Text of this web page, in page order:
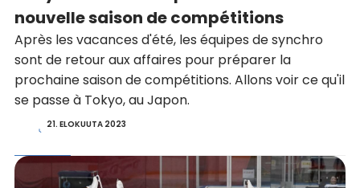
nouvelle saison de compétitions
Après les vacances d'été, les équipes de synchro
sont de retour aux affaires pour préparer la
prochaine saison de compétitions. Allons voir ce qu'il
se passe à Tokyo, au Japon.
21. ELOKUUTA 2023